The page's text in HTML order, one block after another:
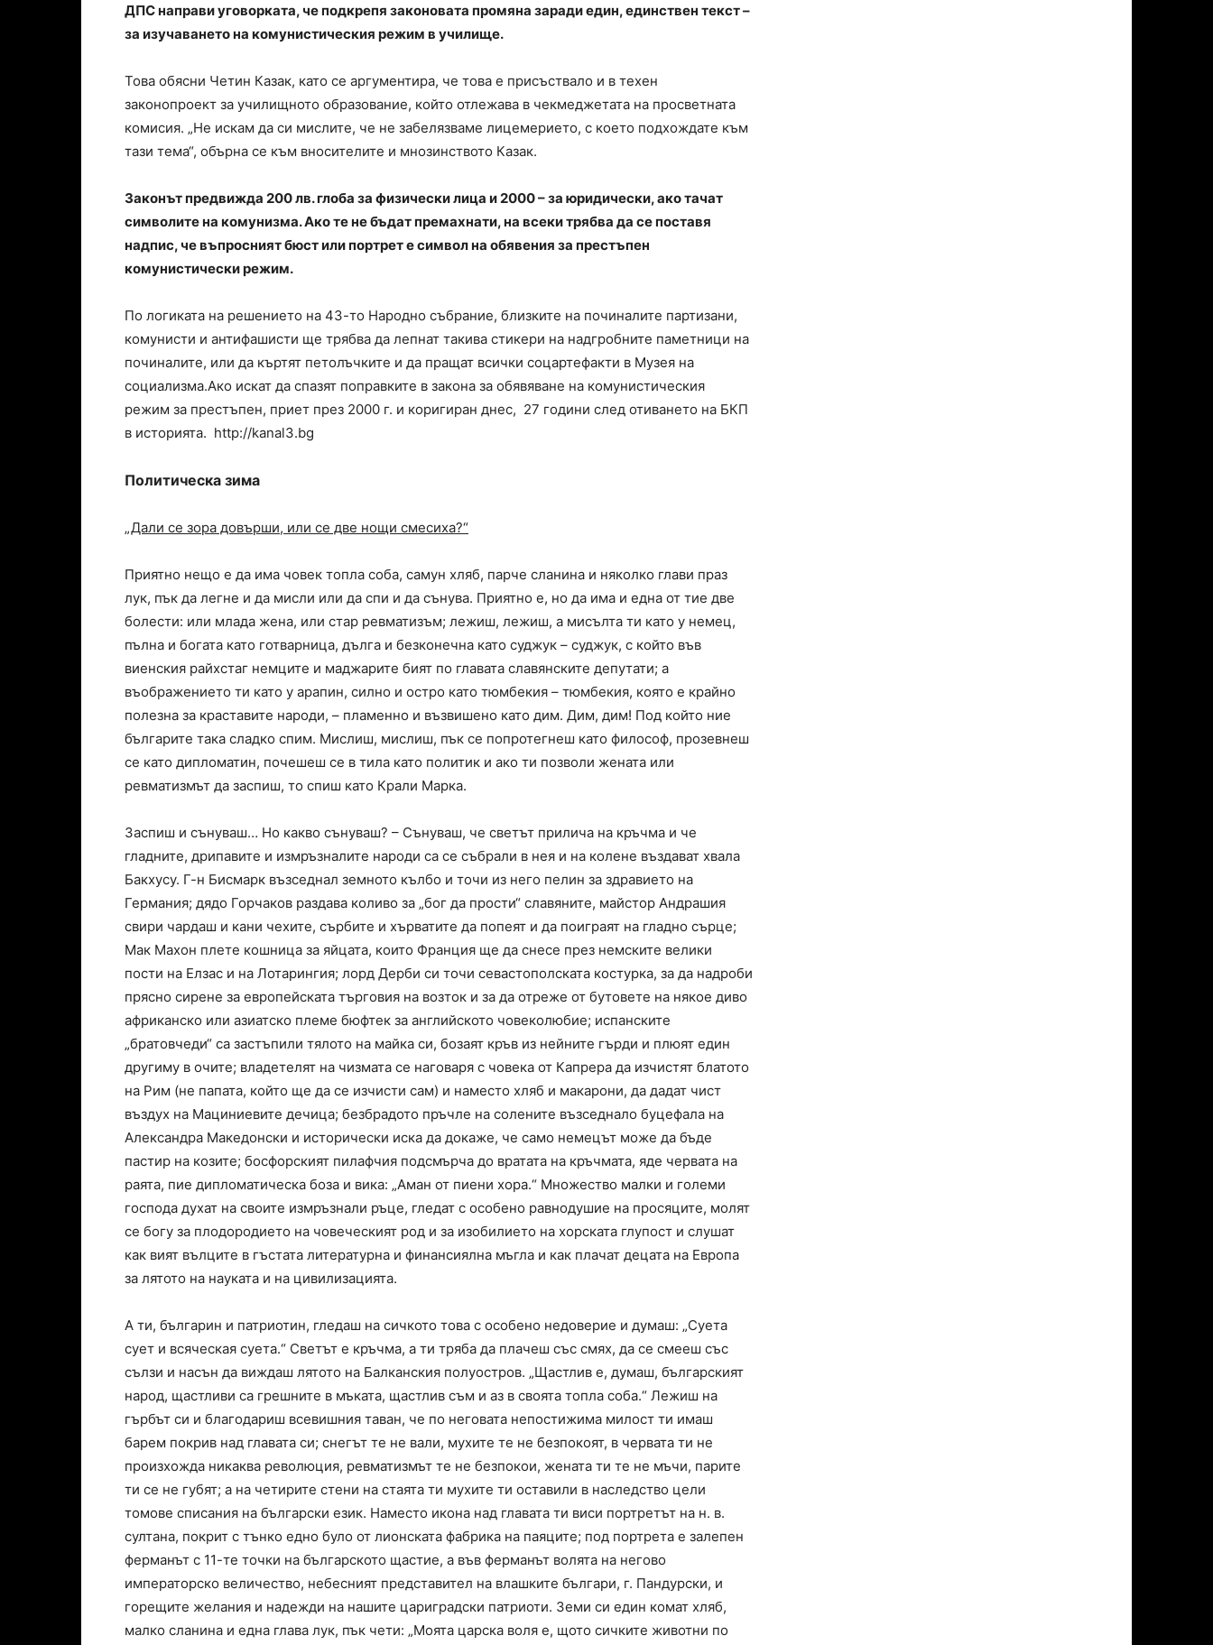
ДПС направи уговорката, че подкрепя законовата промяна заради един, единствен текст –
за изучаването на комунистическия режим в училище.
Това обясни Четин Казак, като се аргументира, че това е присъствало и в техен
законопроект за училищното образование, който отлежава в чекмеджетата на просветната
комисия. „Не искам да си мислите, че не забелязваме лицемерието, с което подхождате към
тази тема“, обърна се към вносителите и мнозинството Казак.
Законът предвижда 200 лв. глоба за физически лица и 2000 – за юридически, ако тачат
символите на комунизма. Ако те не бъдат премахнати, на всеки трябва да се поставя
надпис, че въпросният бюст или портрет е символ на обявения за престъпен
комунистически режим.
По логиката на решението на 43-то Народно събрание, близките на починалите партизани,
комунисти и антифашисти ще трябва да лепнат такива стикери на надгробните паметници на
починалите, или да къртят петолъчките и да пращат всички соцартефакти в Музея на
социализма.Ако искат да спазят поправките в закона за обявяване на комунистическия
режим за престъпен, приет през 2000 г. и коригиран днес, 27 години след отиването на БКП
в историята. http://kanal3.bg
Политическа зима
„Дали се зора довърши, или се две нощи смесиха?“
Приятно нещо е да има човек топла соба, самун хляб, парче сланина и няколко глави праз
лук, пък да легне и да мисли или да спи и да сънува. Приятно е, но да има и една от тие две
болести: или млада жена, или стар ревматизъм; лежиш, лежиш, а мисълта ти като у немец,
пълна и богата като готварница, дълга и безконечна като суджук – суджук, с който във
виенския райхстаг немците и маджарите бият по главата славянските депутати; а
въображението ти като у арапин, силно и остро като тюмбекия – тюмбекия, която е крайно
полезна за краставите народи, – пламенно и възвишено като дим. Дим, дим! Под който ние
българите така сладко спим. Мислиш, мислиш, пък се попротегнеш като философ, прозевнеш
се като дипломатин, почешеш се в тила като политик и ако ти позволи жената или
ревматизмът да заспиш, то спиш като Крали Марка.
Заспиш и сънуваш… Но какво сънуваш? – Сънуваш, че светът прилича на кръчма и че
гладните, дрипавите и измръзналите народи са се събрали в нея и на колене въздават хвала
Бакхусу. Г-н Бисмарк възседнал земното кълбо и точи из него пелин за здравието на
Германия; дядо Горчаков раздава коливо за „бог да прости“ славяните, майстор Андрашия
свири чардаш и кани чехите, сърбите и хърватите да попеят и да поиграят на гладно сърце;
Мак Махон плете кошница за яйцата, които Франция ще да снесе през немските велики
пости на Елзас и на Лотарингия; лорд Дерби си точи севастополската костурка, за да надроби
прясно сирене за европейската търговия на возток и за да отреже от бутовете на някое диво
африканско или азиатско племе бюфтек за английското човеколюбие; испанските
„братовчеди“ са застъпили тялото на майка си, бозаят кръв из нейните гърди и плюят един
другиму в очите; владетелят на чизмата се наговаря с човека от Капрера да изчистят блатото
на Рим (не папата, който ще да се изчисти сам) и наместо хляб и макарони, да дадат чист
въздух на Мациниевите дечица; безбрадото пръчле на солените възседнало буцефала на
Александра Македонски и исторически иска да докаже, че само немецът може да бъде
пастир на козите; босфорският пилафчия подсмърча до вратата на кръчмата, яде червата на
раята, пие дипломатическа боза и вика: „Аман от пиени хора.“ Множество малки и големи
господа духат на своите измръзнали ръце, гледат с особено равнодушие на просяците, молят
се богу за плодородието на човеческият род и за изобилието на хорската глупост и слушат
как вият вълците в гъстата литературна и финансиялна мъгла и как плачат децата на Европа
за лятото на науката и на цивилизацията.
А ти, българин и патриотин, гледаш на сичкото това с особено недоверие и думаш: „Суета
сует и всяческая суета.“ Светът е кръчма, а ти тряба да плачеш със смях, да се смееш със
сълзи и насън да виждаш лятото на Балканския полуостров. „Щастлив е, думаш, българският
народ, щастливи са грешните в мъката, щастлив съм и аз в своята топла соба.“ Лежиш на
гърбът си и благодариш всевишния таван, че по неговата непостижима милост ти имаш
барем покрив над главата си; снегът те не вали, мухите те не безпокоят, в червата ти не
произхожда никаква революция, ревматизмът те не безпокои, жената ти те не мъчи, парите
ти се не губят; а на четирите стени на стаята ти мухите ти оставили в наследство цели
томове списания на български език. Наместо икона над главата ти виси портретът на н. в.
султана, покрит с тънко едно було от лионската фабрика на паяците; под портрета е залепен
ферманът с 11-те точки на българското щастие, а във ферманът волята на негово
императорско величество, небесният представител на влашките българи, г. Пандурски, и
горещите желания и надежди на нашите цариградски патриоти. Земи си един комат хляб,
малко сланина и една глава лук, пък чети: „Моята царска воля е, щото сичките животни по